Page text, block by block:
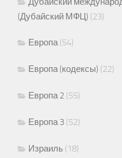
(Дубайский МФЦ) (23)
Европа(54)
Европа (кодексы) (22)
Европа 2 (55)
Европа 3 (52)
Израиль (18)